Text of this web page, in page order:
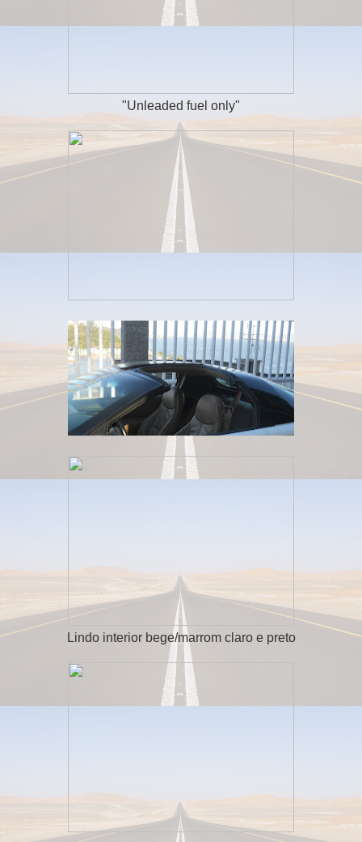
"Unleaded fuel only"
Lindo interior bege/marrom claro e preto